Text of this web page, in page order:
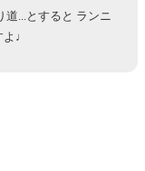
ル情報発信中
コースです
...とすると ランニ
♩